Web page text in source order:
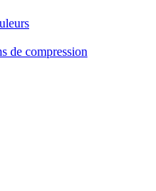
de compression